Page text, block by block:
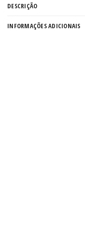
DESCRIÇÃO
INFORMAÇÕES ADICIONAIS